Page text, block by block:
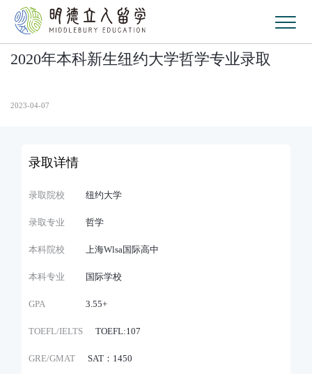
2020年本科新生纽约大学哲学专业录取
2023-04-07
录取详情
录取院校 纽约大学
录取专业 哲学
本科院校 上海Wlsa国际高中
本科专业 国际学校
GPA 3.55+
TOEFL/IELTS TOEFL:107
GRE/GMAT SAT：1450